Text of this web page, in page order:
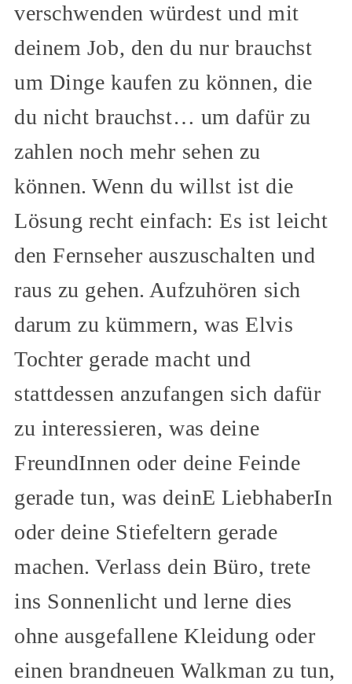
verschwenden würdest und mit
deinem Job, den du nur brauchst
um Dinge kaufen zu können, die
du nicht brauchst… um dafür zu
zahlen noch mehr sehen zu
können. Wenn du willst ist die
Lösung recht einfach: Es ist leicht
den Fernseher auszuschalten und
raus zu gehen. Aufzuhören sich
darum zu kümmern, was Elvis
Tochter gerade macht und
stattdessen anzufangen sich dafür
zu interessieren, was deine
FreundInnen oder deine Feinde
gerade tun, was deinE LiebhaberIn
oder deine Stiefeltern gerade
machen. Verlass dein Büro, trete
ins Sonnenlicht und lerne dies
ohne ausgefallene Kleidung oder
einen brandneuen Walkman zu tun,